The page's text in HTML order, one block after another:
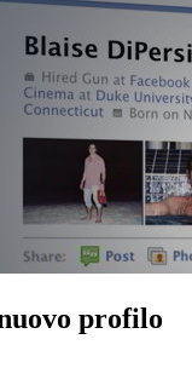
profilo